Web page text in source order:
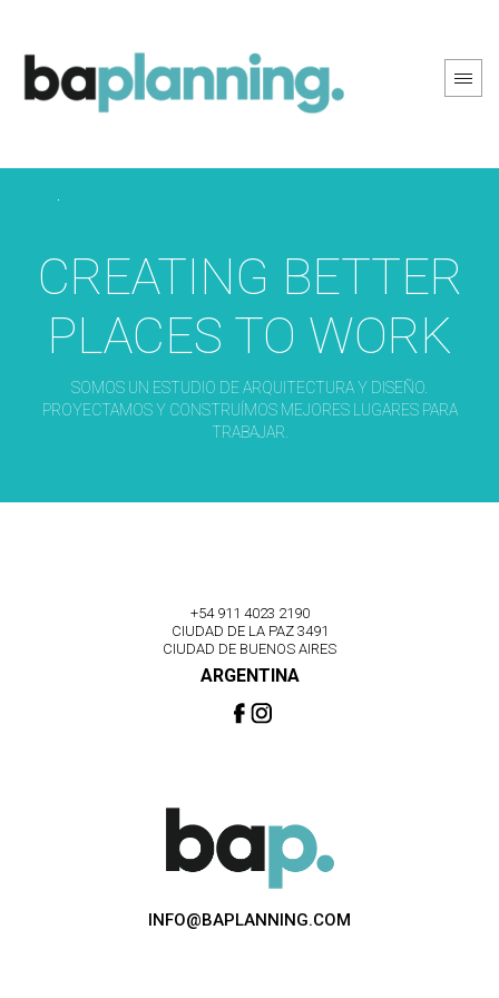
CREATING BETTER
PLACES TO WORK
SOMOS UN ESTUDIO DE ARQUITECTURA Y DISEÑO.
PROYECTAMOS Y CONSTRUÍMOS MEJORES LUGARES PARA
TRABAJAR.
+54 911 4023 2190
CIUDAD DE LA PAZ 3491
CIUDAD DE BUENOS AIRES
ARGENTINA
INFO@BAPLANNING.COM